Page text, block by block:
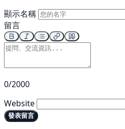
顯示名稱
留言
0/2000
Website
發表留言